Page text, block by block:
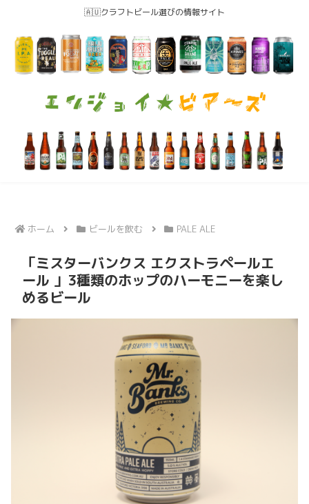
🇦🇺クラフトビール選びの情報サイト
ホーム ビールを飲む PALE ALE
「ミスターバンクス エクストラペールエ
ール 」3種類のホップのハーモニーを楽し
めるビール